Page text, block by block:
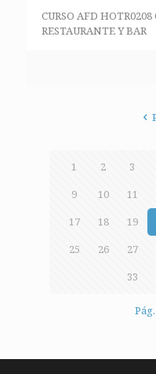
CURSO AFD
RESTAURANTE Y BAR
1 2 3
9
10 11
17
18 19
25
26 27
33